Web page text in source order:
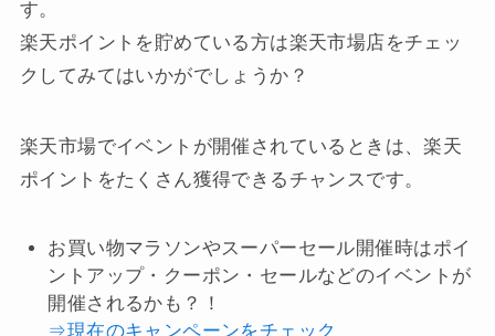
ファミリー・ライフは楽天市場にも出店していま
す。
楽天ポイントを貯めている方は楽天市場店をチェッ